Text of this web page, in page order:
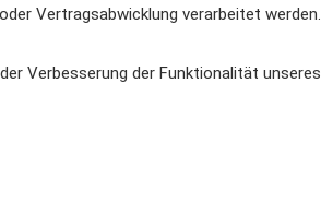
Vertragsabwicklung verarbeitet werden.
Verbesserung der Funktionalität unseres